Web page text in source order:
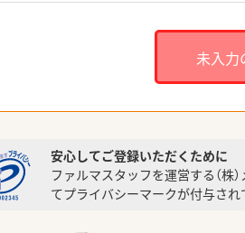
未入力
安心してご登録いただくために
ファルマスタッフを運営する（株
てプライバシーマークが付与され